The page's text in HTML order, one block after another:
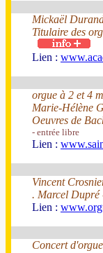
Mickaël
Titulaire des
Lien :
orgue à 2 et 4
Marie-Hélène
Oeuvres de
- entrée libre
Lien :
Vincent
. Marcel Dupré
Lien :
Concert